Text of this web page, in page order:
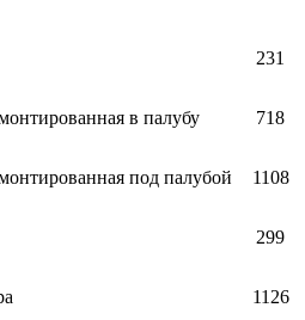
231
в палубу 718
под палубой 1108
299
1126